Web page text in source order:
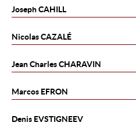
JosephCAHILL
NicolasCAZALÉ
Jean CharlesCHARAVIN
Marcos EFRON
Denis EVSTIGNEEV